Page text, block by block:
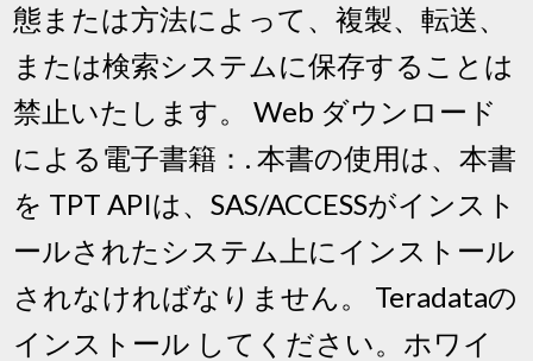
態または方法によって、複製、転送、
または検索システムに保存することは
禁止いたします。 Web ダウンロード
による電子書籍：. 本書の使用は、本書
を TPT APIは、SAS/ACCESSがインスト
ールされたシステム上にインストール
されなければなりません。 Teradataの
インストール してください。ホワイ